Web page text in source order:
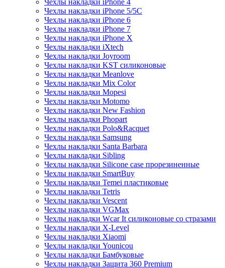
Чехлы накладки iPhone 5/5С
Чехлы накладки iPhone 6
Чехлы накладки iPhone 7
Чехлы накладки iPhone X
Чехлы накладки iXtech
Чехлы накладки Joyroom
Чехлы накладки KST силиконовые
Чехлы накладки Meanlove
Чехлы накладки Mix Color
Чехлы накладки Mopesi
Чехлы накладки Motomo
Чехлы накладки New Fashion
Чехлы накладки Phopart
Чехлы накладки Polo&Racquet
Чехлы накладки Samsung
Чехлы накладки Santa Barbara
Чехлы накладки Sibling
Чехлы накладки Silicone case прорезиненные
Чехлы накладки SmartBuy
Чехлы накладки Temei пластиковые
Чехлы накладки Tetris
Чехлы накладки Vescent
Чехлы накладки VGMax
Чехлы накладки Wcar It силиконовые со стразами
Чехлы накладки X-Level
Чехлы накладки Xiaomi
Чехлы накладки Younicou
Чехлы накладки Бамбуковые
Чехлы накладки Защита 360 Premium